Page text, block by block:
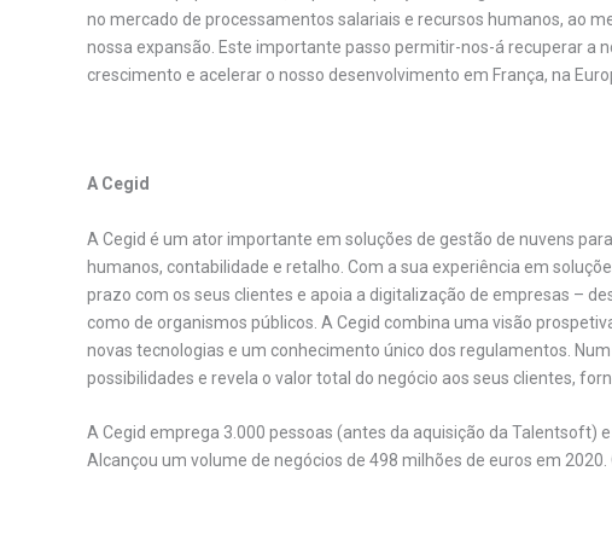
no mercado de processamentos salariais e recursos humanos, ao
nossa expansão. Este importante passo permitir-nos-á recuperar a
crescimento e acelerar o nosso desenvolvimento em França, na
A Cegid
A Cegid é um ator importante em soluções de gestão de nuvens
humanos, contabilidade e retalho. Com a sua experiência em
prazo com os seus clientes e apoia a digitalização de empresas –
como de organismos públicos. A Cegid combina uma visão
novas tecnologias e um conhecimento único dos regulamentos.
possibilidades e revela o valor total do negócio aos seus clientes,
A Cegid emprega 3.000 pessoas (antes da aquisição da Talentsoft)
Alcançou um volume de negócios de 498 milhões de euros em